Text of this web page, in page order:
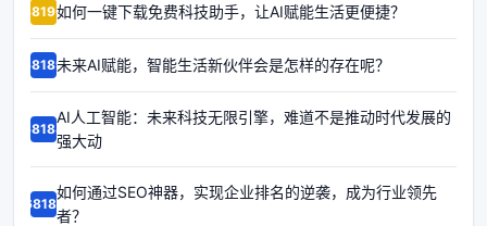
68190如何一键下载免费科技助手，让AI赋能生活更便捷？
68189未来AI赋能，智能生活新伙伴会是怎样的存在呢？
68188
AI人工智能：未来科技无限引擎，难道不是推动时代发展的
强大动
68187
如何通过SEO神器，实现企业排名的逆袭，成为行业领先
者？